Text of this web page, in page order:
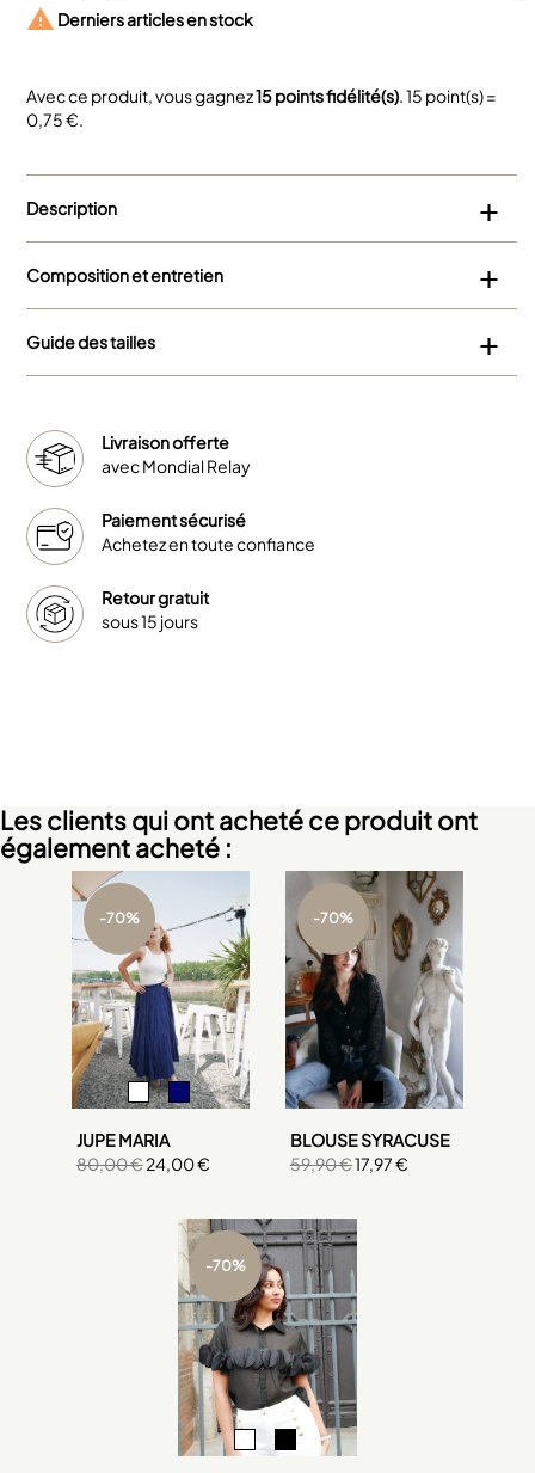
 Derniers articles en stock
Avec ce produit, vous gagnez15points fidélité(s).15 point(s) =
0,75 €.
Description
Composition et entretien
Guide des tailles
Livraison offerte
avec Mondial Relay
Paiement sécurisé
Achetez en toute confiance
Retour gratuit
sous 15 jours
Les clients qui ont acheté ce produit ont
également acheté :
JUPE MARIA
80,00 €24,00 €
-70%
BLOUSE SYRACUSE
59,90 €17,97 €
-70%
-70%